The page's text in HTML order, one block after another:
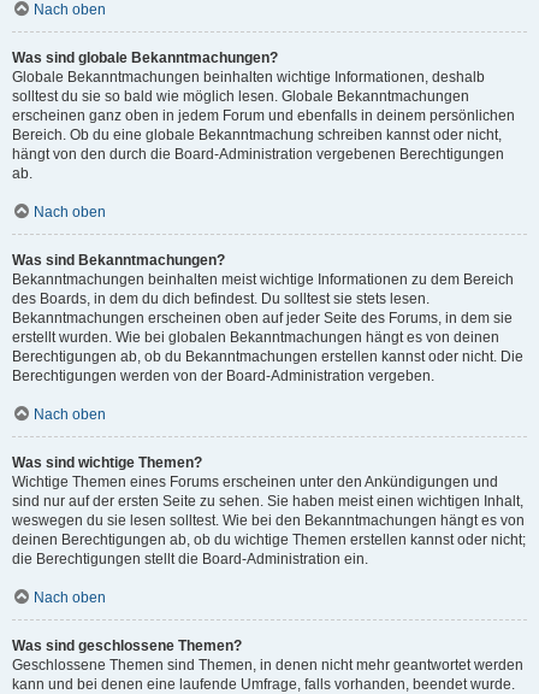
Nach oben
Was sind globale Bekanntmachungen?
Globale Bekanntmachungen beinhalten wichtige Informationen, deshalb
solltest du sie so bald wie möglich lesen. Globale Bekanntmachungen
erscheinen ganz oben in jedem Forum und ebenfalls in deinem persönlichen
Bereich. Ob du eine globale Bekanntmachung schreiben kannst oder nicht,
hängt von den durch die Board-Administration vergebenen Berechtigungen
ab.
Nach oben
Was sind Bekanntmachungen?
Bekanntmachungen beinhalten meist wichtige Informationen zu dem Bereich
des Boards, in dem du dich befindest. Du solltest sie stets lesen.
Bekanntmachungen erscheinen oben auf jeder Seite des Forums, in dem sie
erstellt wurden. Wie bei globalen Bekanntmachungen hängt es von deinen
Berechtigungen ab, ob du Bekanntmachungen erstellen kannst oder nicht. Die
Berechtigungen werden von der Board-Administration vergeben.
Nach oben
Was sind wichtige Themen?
Wichtige Themen eines Forums erscheinen unter den Ankündigungen und
sind nur auf der ersten Seite zu sehen. Sie haben meist einen wichtigen Inhalt,
weswegen du sie lesen solltest. Wie bei den Bekanntmachungen hängt es von
deinen Berechtigungen ab, ob du wichtige Themen erstellen kannst oder nicht;
die Berechtigungen stellt die Board-Administration ein.
Nach oben
Was sind geschlossene Themen?
Geschlossene Themen sind Themen, in denen nicht mehr geantwortet werden
kann und bei denen eine laufende Umfrage, falls vorhanden, beendet wurde.